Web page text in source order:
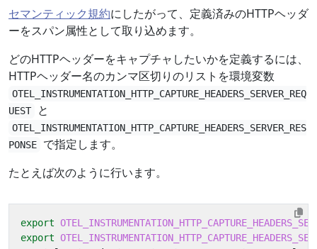
セマンティック規約にしたがって、定義済みのHTTPヘッダ
ーをスパン属性として取り込めます。
どのHTTPヘッダーをキャプチャしたいかを定義するには、
HTTPヘッダー名のカンマ区切りのリストを環境変数
OTEL_INSTRUMENTATION_HTTP_CAPTURE_HEADERS_SERVER_REQ
UEST
と
OTEL_INSTRUMENTATION_HTTP_CAPTURE_HEADERS_SERVER_RES
PONSE
で指定します。
たとえば次のように行います。
export
export